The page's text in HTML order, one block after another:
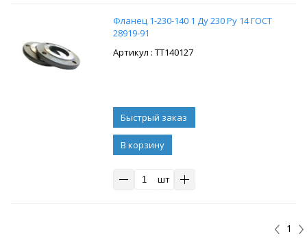
Фланец 1-230-140 1 Ду 230 Ру 14 ГОСТ
28919-91
: ТТ140127
В корзину
шт
1